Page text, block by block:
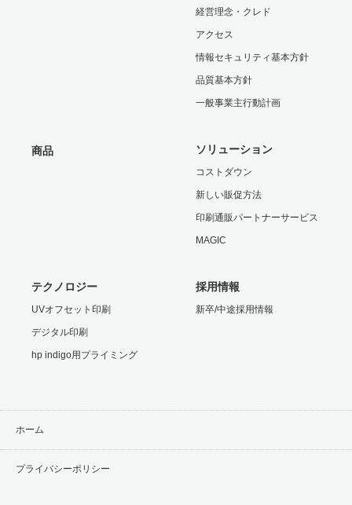
経営理念・クレド
アクセス
情報セキュリティ基本方針
品質基本方針
一般事業主行動計画
商品 ソリューション
コストダウン
新しい販促方法
印刷通販パートナーサービス
MAGIC
テクノロジー
UVオフセット印刷
デジタル印刷
hp indigo用プライミング
採用情報
新卒/中途採用情報
ホーム
プライバシーポリシー